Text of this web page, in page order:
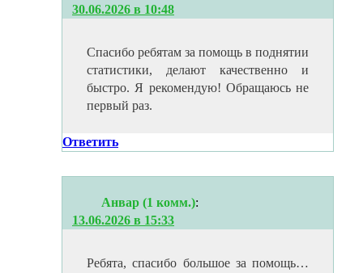
30.06.2026 в 10:48
Спасибо ребятам за помощь в поднятии
статистики, делают качественно и
быстро. Я рекомендую! Обращаюсь не
первый раз.
Ответить
Анвар (1 комм.):
13.06.2026 в 15:33
Ребята, спасибо большое за помощь…